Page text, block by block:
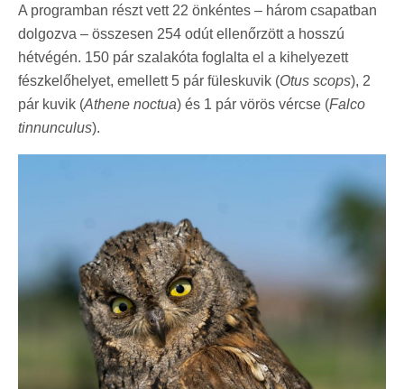
A programban részt vett 22 önkéntes – három csapatban
dolgozva – összesen 254 odút ellenőrzött a hosszú
hétvégén. 150 pár szalakóta foglalta el a kihelyezett
fészkelőhelyet, emellett 5 pár füleskuvik (Otus scops), 2
pár kuvik (Athene noctua) és 1 pár vörös vércse (Falco
tinnunculus).